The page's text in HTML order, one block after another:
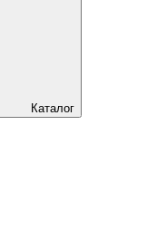
Каталог